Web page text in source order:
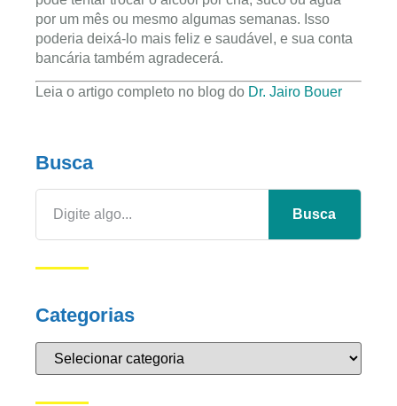
por um mês ou mesmo algumas semanas. Isso
poderia deixá-lo mais feliz e saudável, e sua conta
bancária também agradecerá.
Leia o artigo completo no blog do Dr. Jairo Bouer
Busca
Busca
Categorias